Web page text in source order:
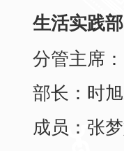
生活实践
分管主席
部长：时
成员：张